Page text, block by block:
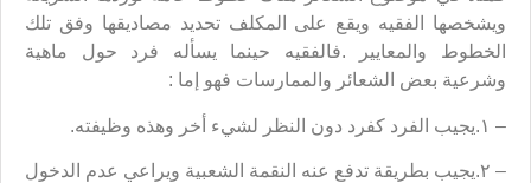
ويشخصها الفقيه ويقع على المكلف تحديد مصاديقها وفق تلك
الخطوط والمعايير .فالفقيه حينما يسأله فرد حول ماهية
وشرعية بعض الشعائر والممارسات فهو إما :
– ١.يجيب الفرد كفرد دون النظر لشيء أخر وهذه وظيفته.
– ٢.يجيب بطريقة تدفع عنه النقمة الشعبية ويراعي عدم الدخول